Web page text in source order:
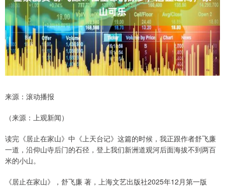
来源：滚动播报
（来源：上观新闻）
读完《居止在家山》中《上天台记》这篇的时候，我正跟作者舒飞廉
一道，沿仰山寺后门的石径，登上我们新洲道观河后面海拔不到两百
米的小山。
《居止在家山》，舒飞廉 著，上海文艺出版社2025年12月第一版